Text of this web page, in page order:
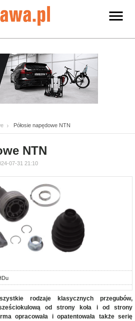
Półosie napędowe NTN
NTN
07-31 21:10
rodzaje klasycznych przegubów,
od strony koła i od strony
opracowała i opatentowała także serię